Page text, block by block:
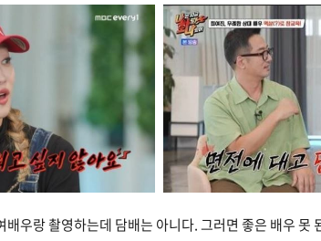
우랑 촬영하는데 담배는 아니다. 그러면 좋은 배우 못